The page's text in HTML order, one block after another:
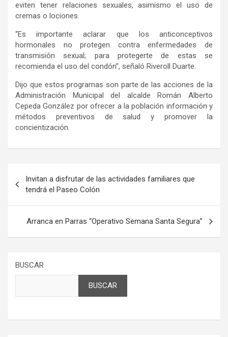
eviten tener relaciones sexuales, asimismo el uso de
cremas o lociones.
“Es importante aclarar que los anticonceptivos
hormonales no protegen contra enfermedades de
transmisión sexual; para protegerte de estas se
recomienda el uso del condón”, señaló Riveroll Duarte.
Dijo que estos programas son parte de las acciones de la
Administración Municipal del alcalde Román Alberto
Cepeda González por ofrecer a la población información y
métodos preventivos de salud y promover la
concientización.
de
entradas
Invitan a disfrutar de las actividades familiares que
tendrá el Paseo Colón
Arranca en Parras “Operativo Semana Santa Segura”
BUSCAR
BUSCAR